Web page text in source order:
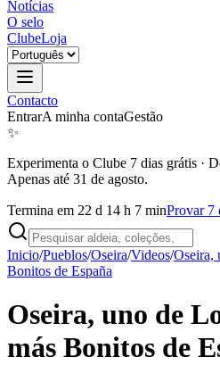
Notícias
O selo
ClubeLoja
Contacto
EntrarA minha contaGestão
✨
Experimenta o Clube 7 dias grátis ·
Apenas até 31 de agosto.
Termina em 22 d 14 h 7 minProvar 7
Inicio/Pueblos/Oseira/Videos/Oseira,
Bonitos de España
Oseira, uno de
más Bonitos de